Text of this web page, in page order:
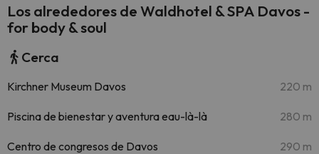
Los alrededores de Waldhotel & SPA Davos -
for body & soul
Cerca
Kirchner Museum Davos 220 m
Piscina de bienestar y aventura eau-là-là 280 m
Centro de congresos de Davos 290 m